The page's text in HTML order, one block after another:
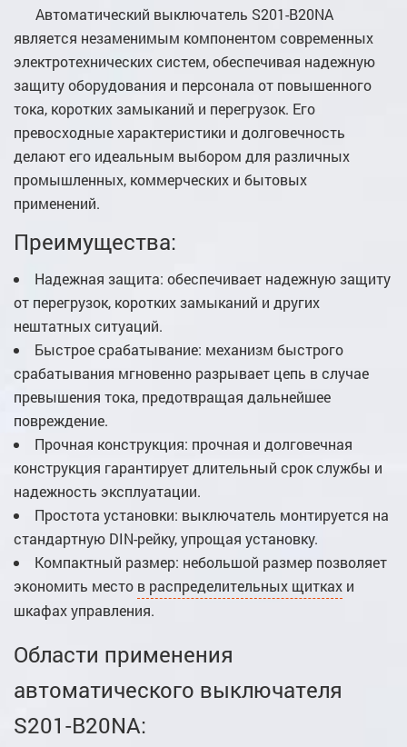
Автоматический выключатель S201-B20NA
является незаменимым компонентом современных
электротехнических систем, обеспечивая надежную
защиту оборудования и персонала от повышенного
тока, коротких замыканий и перегрузок. Его
превосходные характеристики и долговечность
делают его идеальным выбором для различных
промышленных, коммерческих и бытовых
применений.
Преимущества:
Надежная защита: обеспечивает надежную защиту
от перегрузок, коротких замыканий и других
нештатных ситуаций.
Быстрое срабатывание: механизм быстрого
срабатывания мгновенно разрывает цепь в случае
превышения тока, предотвращая дальнейшее
повреждение.
Прочная конструкция: прочная и долговечная
конструкция гарантирует длительный срок службы и
надежность эксплуатации.
Простота установки: выключатель монтируется на
стандартную DIN-рейку, упрощая установку.
Компактный размер: небольшой размер позволяет
экономить место в распределительных щитках и
шкафах управления.
Области применения
автоматического выключателя
S201-B20NA: